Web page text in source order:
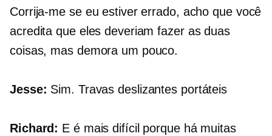
Corrija-me se eu estiver errado, acho que você
acredita que eles deveriam fazer as duas
coisas, mas demora um pouco.
Jesse: Sim. Travas deslizantes portáteis
Richard: E é mais difícil porque há muitas